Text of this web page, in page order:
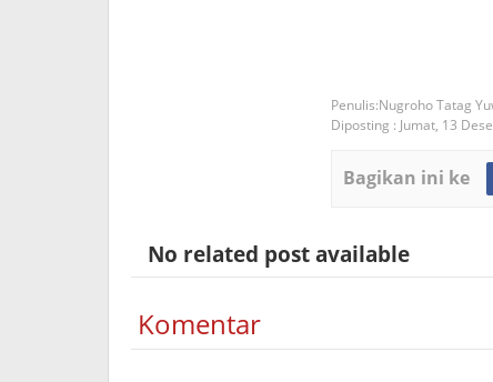
Nugroho Tatag
Diposting : Jumat, 13
Bagikan ini ke
No related post available
Komentar